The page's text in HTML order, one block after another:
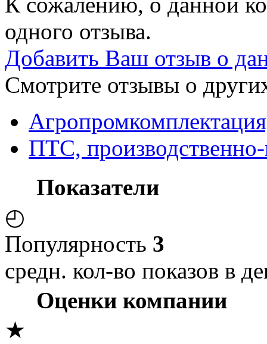
одного отзыва.
Добавить Ваш отзыв о
Смотрите отзывы о
ПТС,
Показатели
◴
Популярность 3
средн. кол-во показов в
Оценки компании
★